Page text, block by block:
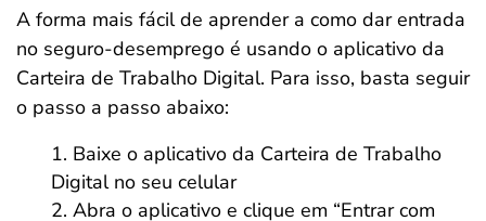
A forma mais fácil de aprender a como dar entrada
no seguro-desemprego é usando o aplicativo da
Carteira de Trabalho Digital. Para isso, basta seguir
o passo a passo abaixo:
Baixe o aplicativo da Carteira de Trabalho
Digital no seu celular
Abra o aplicativo e clique em “Entrar com